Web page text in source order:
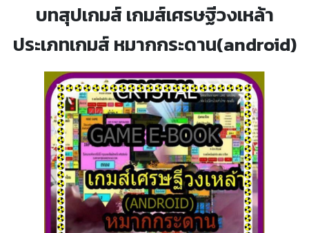
บทสุปเกมส์ เกมส์เศรษฐีวงเหล้า
ประเภทเกมส์ หมากกระดาน(android)